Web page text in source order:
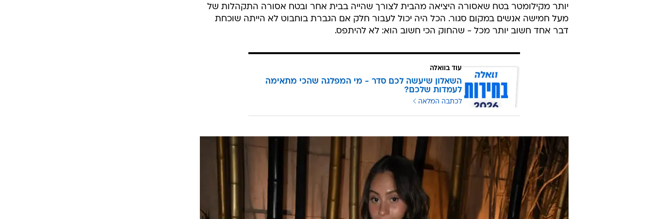
יותר מקילומטר בטח שאסורה היציאה מהבית לצורך שהייה בבית אחר ובטח אסורה התקהלות של
מעל חמישה אנשים במקום סגור. הכל היה יכול לעבור חלק אם הגברת בוחבוט לא הייתה שוכחת
דבר אחד חשוב יותר מכל - שהחוק הכי חשוב הוא: לא להיתפס.
עוד בוואלה
השאלון שיעשה לכם סדר - מי המפלגה שהכי מתאימה
לעמדות שלכם?
לכתבה המלאה